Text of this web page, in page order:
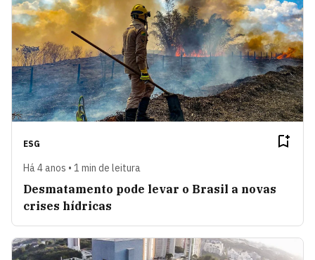
ESG
Há 4 anos • 1 min de leitura
Desmatamento pode levar o Brasil a novas
crises hídricas